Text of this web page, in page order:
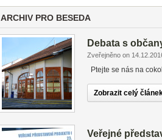
ARCHIV PRO BESEDA
Debata s
Zveřejněno on
Ptejte se nás na
Zobrazit celý
Veřejné